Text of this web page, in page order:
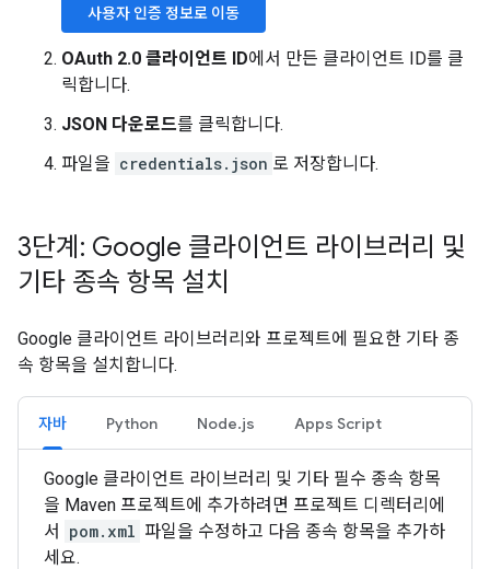
사용자 인증 정보로 이동
OAuth 2.0 클라이언트 ID에서 만든 클라이언트 ID를 클
릭합니다.
JSON 다운로드를 클릭합니다.
파일을 credentials.json 로 저장합니다.
3단계: Google 클라이언트 라이브러리 및
기타 종속 항목 설치
Google 클라이언트 라이브러리와 프로젝트에 필요한 기타 종
속 항목을 설치합니다.
자바 Python Node.js Apps Script
Google 클라이언트 라이브러리 및 기타 필수 종속 항목
을 Maven 프로젝트에 추가하려면 프로젝트 디렉터리에
서
pom.xml 파일을 수정하고 다음 종속 항목을 추가하
세요.